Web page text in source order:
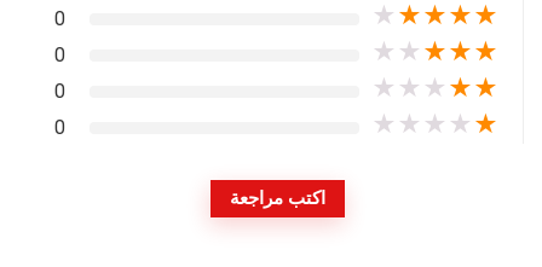
★
★
★
★
★
0
★
★
★
★
★
0
★
★
★
★
★
0
★
★
★
★
★
0
اكتب مراجعة